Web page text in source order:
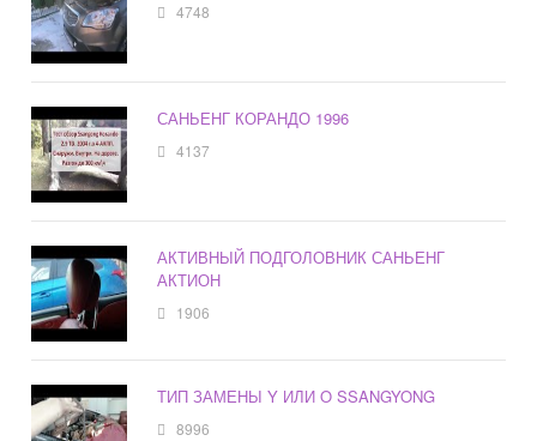
4748
САНЬЕНГ КОРАНДО 1996
4137
АКТИВНЫЙ ПОДГОЛОВНИК САНЬЕНГ
АКТИОН
1906
ТИП ЗАМЕНЫ Y ИЛИ O SSANGYONG
8996